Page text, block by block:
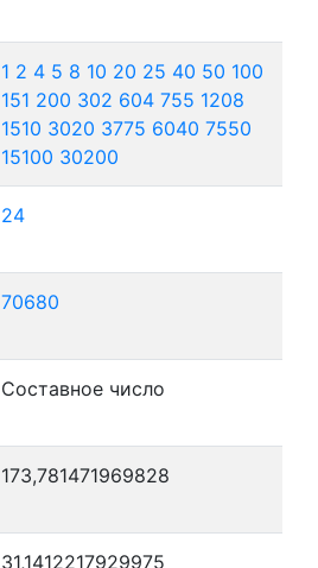
1 2 4 5 8 10 20 25 40 50 100
151 200 302 604 755 1208
1510 3020 3775 6040 7550
15100 30200
24
70680
Составное число
173,781471969828
31,1412217929975